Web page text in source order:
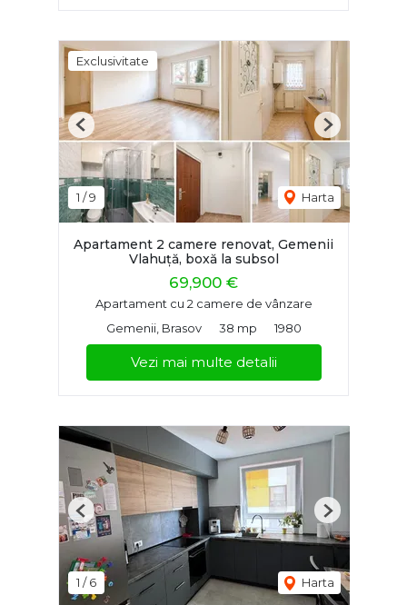
Exclusivitate
1 /9 Harta
Previous Next
Apartament 2 camere renovat, Gemenii
Vlahuță, boxă la subsol
69,900 €
Apartament cu 2 camere de vânzare
Gemenii, Brasov
38 mp 1980
Vezi mai multe detalii
1 /6 Harta
Previous Next